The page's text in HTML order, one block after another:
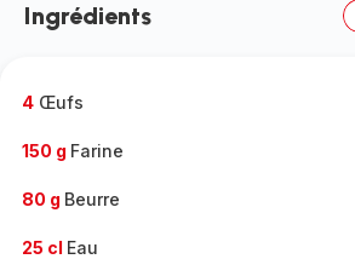
gamme
Ingrédients
4 Œufs
150 g Farine
80 g Beurre
25 cl Eau